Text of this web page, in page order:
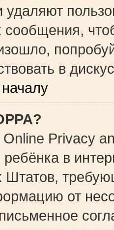
удаляют
в
Online Privacy
в
от